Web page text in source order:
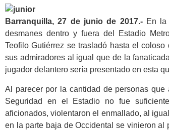
Barranquilla, 27 de junio de 2017.-En la
desmanes dentro y fuera del Estadio
Teofilo Gutiérrez se trasladó hasta el
sus admiradores al igual que de la
jugador delantero sería presentado en esta
Al parecer por la cantidad de personas
Seguridad en el Estadio no fue
aficionados, violentaron el enmallado, al
en la parte baja de Occidental se vinieron